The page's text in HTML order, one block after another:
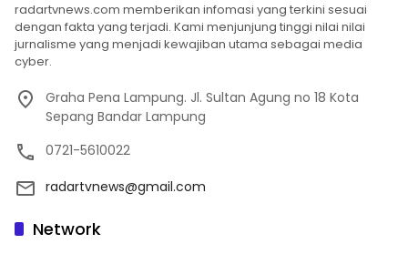
radartvnews.com memberikan infomasi yang terkini sesuai
dengan fakta yang terjadi. Kami menjunjung tinggi nilai nilai
jurnalisme yang menjadi kewajiban utama sebagai media
cyber.
Graha Pena Lampung. Jl. Sultan Agung no 18 Kota
Sepang Bandar Lampung
0721-5610022
radartvnews@gmail.com
Network